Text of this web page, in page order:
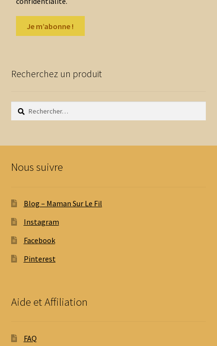
Recherchez un produit
Rechercher :
Nous suivre
Blog – Maman Sur Le Fil
Instagram
Facebook
Pinterest
Aide et Affiliation
FAQ